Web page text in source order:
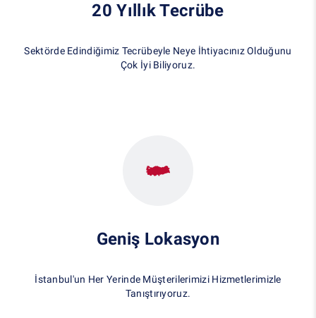
20 Yıllık Tecrübe
Sektörde Edindiğimiz Tecrübeyle Neye İhtiyacınız Olduğunu
Çok İyi Biliyoruz.
Geniş Lokasyon
İstanbul'un Her Yerinde Müşterilerimizi Hizmetlerimizle
Tanıştırıyoruz.